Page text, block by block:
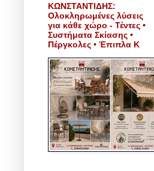
ΚΩΝΣΤΑΝΤΙΔΗΣ:
Ολοκληρωμένες λύσεις
για κάθε χώρο - Τέντες •
Συστήματα Σκίασης •
Πέργκολες • Έπιπλα Κ